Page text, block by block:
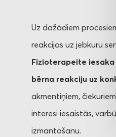
Uz dažādiem
reakcijas uz jebkuru
Fizioterapeite
bērna reakciju uz
akmentiņiem,
interesi iesaistās,
izmantošanu.